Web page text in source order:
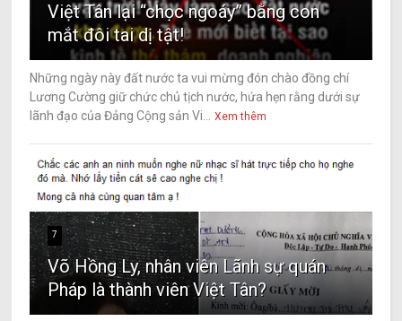
Việt Tân lại “chọc ngoáy” bằng con
mắt đôi tai dị tật!
Những ngày này đất nước ta vui mừng đón chào đồng chí
Lương Cường giữ chức chủ tịch nước, hứa hẹn rằng dưới sự
lãnh đạo của Đảng Cộng sản Vi...
Xem thêm
7
Võ Hồng Ly, nhân viên Lãnh sự quán
Pháp là thành viên Việt Tân?